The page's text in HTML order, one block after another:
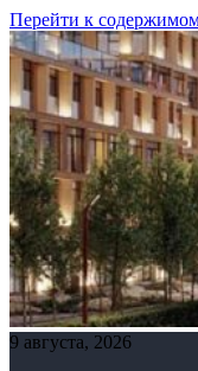
Перейти к
9 августа, 2026